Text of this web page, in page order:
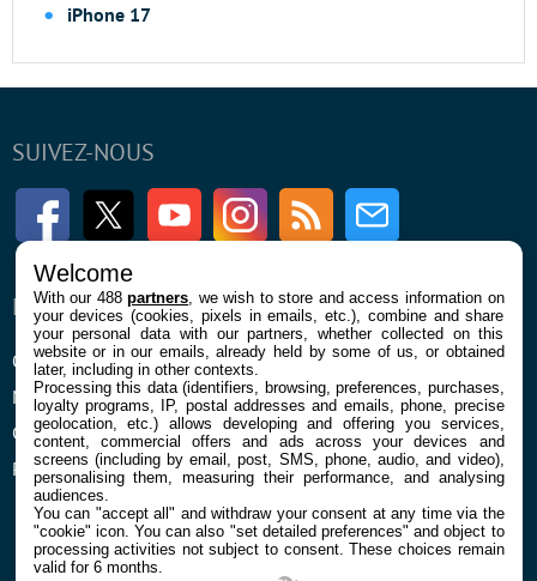
iPhone 17
SUIVEZ-NOUS
FacebookTwitter Youtube InstagramRSS Newsletter
ENTREPRISE
Qui sommes nous
Mentions légales et CGU
Confidentialité et Cookies
Préférences cookies
À PROPOS
La rédaction
Contact
Welcome
With our 488partners , we wish to store and access information on
your devices (cookies, pixels in emails, etc.), combine and share
your personal data with our partners, whether collected on this
website or in our emails, already held by some of us, or obtained
later, including in other contexts.
Processing this data (identifiers, browsing, preferences, purchases,
loyalty programs, IP, postal addresses and emails, phone, precise
geolocation, etc.) allows developing and offering you services,
content, commercial offers and ads across your devices and
screens (including by email, post, SMS, phone, audio, and video),
personalising them, measuring their performance, and analysing
audiences.
You can "accept all" and withdraw your consent at any time via the
"cookie" icon. You can also "set detailed preferences" and object to
processing activities not subject to consent. These choices remain
valid for 6 months.